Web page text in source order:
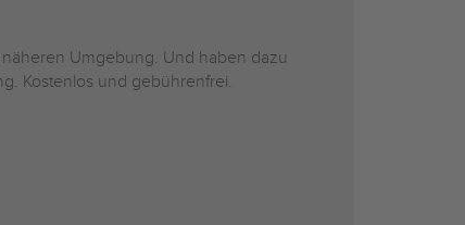
Umgebung. Und haben dazu
Kostenlos und gebührenfrei.